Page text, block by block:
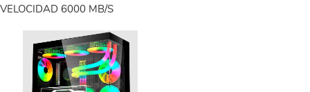
VELOCIDAD 6000 MB/S